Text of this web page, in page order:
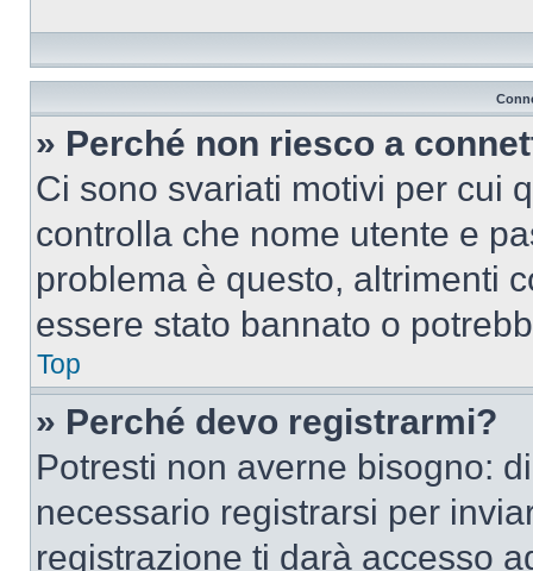
» Perché non riesco a
Ci sono svariati motivi per cui
controlla che nome utente e
problema è questo, altrimenti
essere stato bannato o
Top
» Perché devo registrarmi?
Potresti non averne bisogno:
necessario registrarsi per
registrazione ti darà accesso